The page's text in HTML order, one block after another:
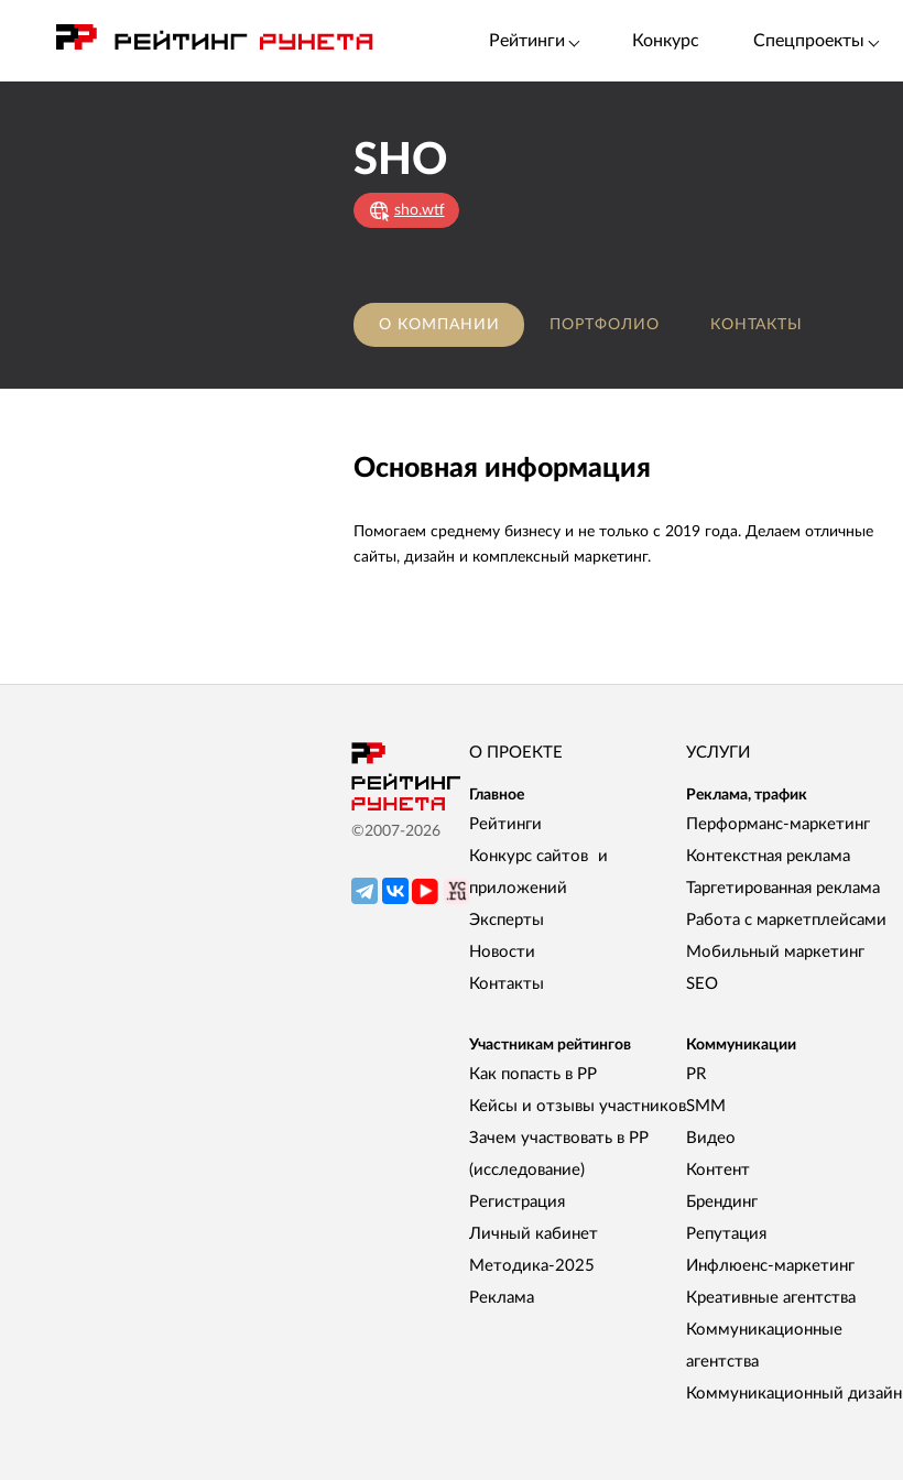
Рейтинги Конкурс Спецпроекты
SHO
sho.wtf
О КОМПАНИИ ПОРТФОЛИО КОНТАКТЫ
Основная информация
Помогаем среднему бизнесу и не только с 2019 года. Делаем отличные
сайты, дизайн и комплексный маркетинг.
©2007-2026
О ПРОЕКТЕ
Главное
Рейтинги
Конкурс сайтов и
приложений
Эксперты
Новости
Контакты
Участникам рейтингов
Как попасть в РР
Кейсы и отзывы участников
Зачем участвовать в РР
(исследование)
Регистрация
Личный кабинет
Методика-2025
Реклама
УСЛУГИ
Реклама, трафик
Перформанс-маркетинг
Контекстная реклама
Таргетированная реклама
Работа с маркетплейсами
Мобильный маркетинг
SEO
Коммуникации
PR
SMM
Видео
Контент
Брендинг
Репутация
Инфлюенс-маркетинг
Креативные агентства
Коммуникационные
агентства
Коммуникационный дизайн